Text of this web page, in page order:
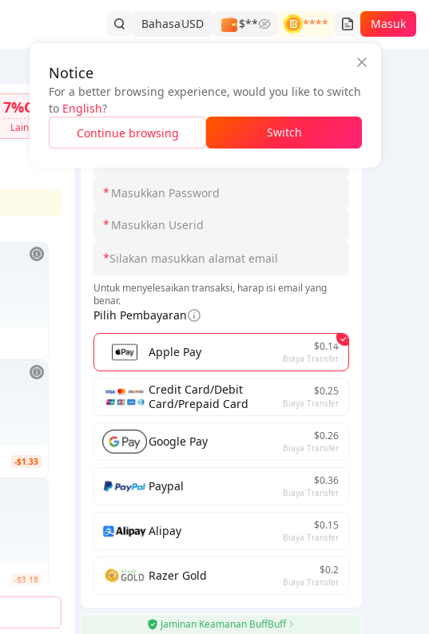
BahasaUSD $** **** Masuk
Informasi Pesanan
*
*
*
*
Untuk menyelesaikan transaksi, harap isi email yang
benar.
Pilih Pembayaran
Apple Pay $0.14
Biaya Transfer
Credit Card/Debit
Card/Prepaid Card
$0.25
Biaya Transfer
Google Pay $0.26
Biaya Transfer
Paypal $0.36
Biaya Transfer
Alipay $0.15
Biaya Transfer
Razer Gold $0.2
Biaya Transfer
Jaminan Keamanan BuffBuff
7%OFF
Lainnya
-$1.33
-$3.18
Notice
For a better browsing experience, would you like to switch
to English?
Continue browsing
Switch